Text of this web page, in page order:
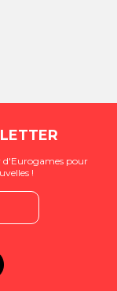
d'Eurogames pour
!